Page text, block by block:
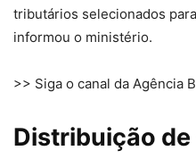
tributários selecionados
informou o ministério.
>> Siga o canal da Agência
Distribuição